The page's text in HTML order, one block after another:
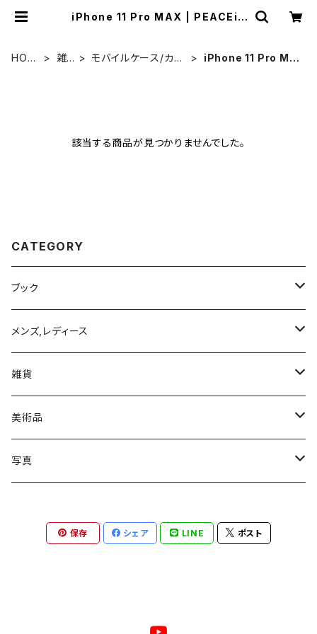
iPhone 11 Pro MAX | PEACEis
HOM
雑
モバイルケース/カバ
iPhone 11 Pro MA
該当する商品が見つかりませんでした。
CATEGORY
ブック
写真集
メンズ,レディース
トップス
Tシャツ
雑貨
モバイルケース/カバー
iPhone 11
iPhone 11 Pro MAX
美術品
絵画
写真
ジクレプリント
保存 シェア LINE ポスト